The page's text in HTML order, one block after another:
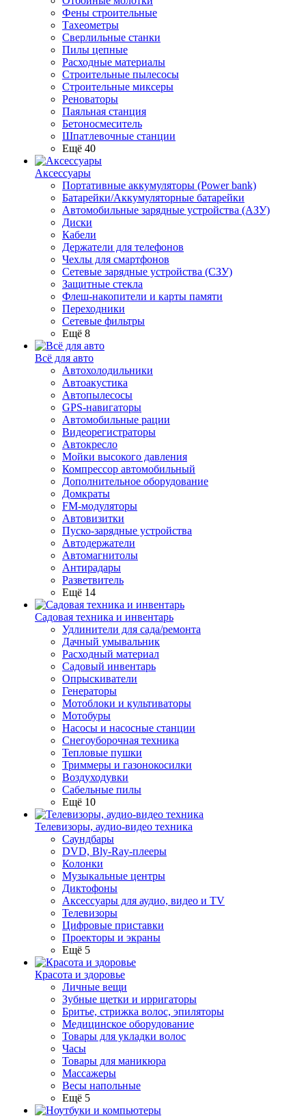
Фены строительные
Тахеометры
Сверлильные станки
Пилы цепные
Расходные материалы
Строительные пылесосы
Строительные миксеры
Реноваторы
Паяльная станция
Бетоносмеситель
Шпатлевочные станции
Ещё 40
Аксессуары
Портативные аккумуляторы (Power bank)
Батарейки/Аккумуляторные батарейки
Автомобильные зарядные устройства (АЗУ)
Диски
Кабели
Держатели для телефонов
Чехлы для смартфонов
Сетевые зарядные устройства (СЗУ)
Защитные стекла
Флеш-накопители и карты памяти
Переходники
Сетевые фильтры
Ещё 8
Всё для авто
Автохолодильники
Автоакустика
Автопылесосы
GPS-навигаторы
Автомобильные рации
Видеорегистраторы
Автокресло
Мойки высокого давления
Компрессор автомобильный
Дополнительное оборудование
Домкраты
FM-модуляторы
Автовизитки
Пуско-зарядные устройства
Автодержатели
Автомагнитолы
Антирадары
Разветвитель
Ещё 14
Садовая техника и инвентарь
Удлинители для сада/ремонта
Дачный умывальник
Расходный материал
Садовый инвентарь
Опрыскиватели
Генераторы
Мотоблоки и культиваторы
Мотобуры
Насосы и насосные станции
Снегоуборочная техника
Тепловые пушки
Триммеры и газонокосилки
Воздуходувки
Сабельные пилы
Ещё 10
Телевизоры, аудио-видео техника
Саундбары
DVD, Bly-Ray-плееры
Колонки
Музыкальные центры
Диктофоны
Аксессуары для аудио, видео и TV
Телевизоры
Цифровые приставки
Проекторы и экраны
Ещё 5
Красота и здоровье
Личные вещи
Зубные щетки и ирригаторы
Бритье, стрижка волос, эпиляторы
Медицинское оборудование
Товары для укладки волос
Часы
Товары для маникюра
Массажеры
Весы напольные
Ещё 5